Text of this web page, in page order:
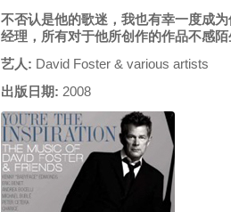
不否认是他的歌迷，我也有幸一度成
经理，所有对于他所创作的作品不感陌
艺人: David Foster & various artists
出版日期: 2008